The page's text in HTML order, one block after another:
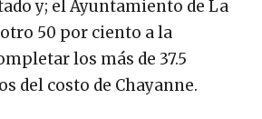
y; el Ayuntamiento de La
50 por ciento a la
los más de 37.5
del costo de Chayanne.